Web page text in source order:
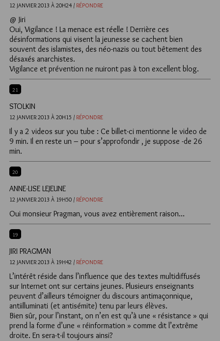
12 JANVIER 2013 À 20H24 / RÉPONDRE
@ Jiri
Oui, Vigilance ! La menace est réelle ! Derrière ces
désinformations qui visent la jeunesse se cachent bien
souvent des islamistes, des néo-nazis ou tout bêtement des
désaxés anarchistes.
Vigilance et prévention ne nuiront pas à ton excellent blog.
21
STOLKIN
12 JANVIER 2013 À 20H15 / RÉPONDRE
Il y a 2 videos sur you tube : Ce billet-ci mentionne le video de
9 min. Il en reste un – pour s’approfondir , je suppose -de 26
min.
20
ANNE-LISE LEJEUNE
12 JANVIER 2013 À 19H50 / RÉPONDRE
Oui monsieur Pragman, vous avez entièrement raison…
19
JIRI PRAGMAN
12 JANVIER 2013 À 19H42 / RÉPONDRE
L’intérêt réside dans l’influence que des textes multidiffusés
sur Internet ont sur certains jeunes. Plusieurs enseignants
peuvent d’ailleurs témoigner du discours antimaçonnique,
antiilluminati (et antisémite) tenu par leurs élèves.
Bien sûr, pour l’instant, on n’en est qu’à une « résistance » qui
prend la forme d’une « réinformation » comme dit l’extrême
droite. En sera-t-il toujours ainsi?